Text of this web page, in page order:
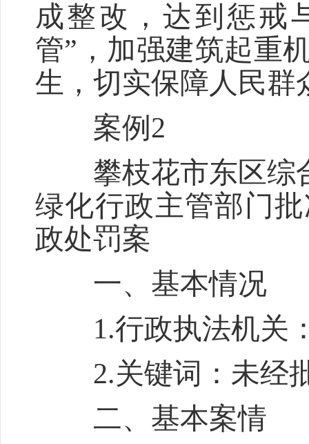
成整改，达到惩戒
管”，加强建筑起重
生，切实保障人民群
案例2
攀枝花市东区综
绿化行政主管部门
政处罚案
一、基本情况
1.行政执法机关：
2.关键词：未经
二、基本案情